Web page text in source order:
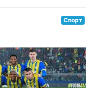
Спорт